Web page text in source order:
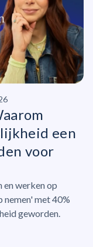
een
voor
en werken op
nemen' met 40%
geworden.